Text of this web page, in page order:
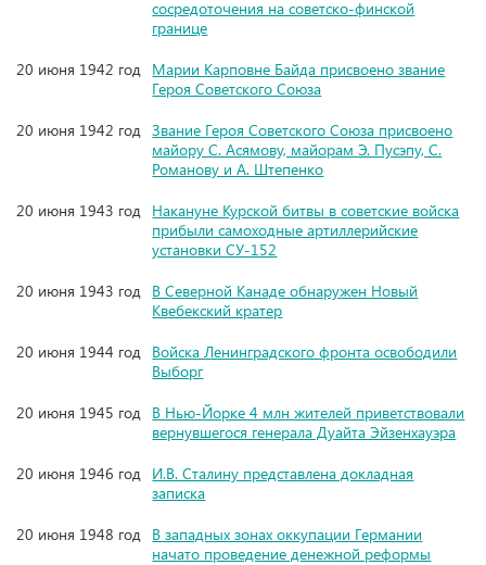
сосредоточения на советско-финской
границе
20 июня 1942 год Марии Карповне Байда присвоено звание
Героя Советского Союза
20 июня 1942 год Звание Героя Советского Союза присвоено
майору С. Асямову, майорам Э. Пусэпу, С.
Романову и А. Штепенко
20 июня 1943 год Накануне Курской битвы в советские войска
прибыли самоходные артиллерийские
установки СУ-152
20 июня 1943 год В Северной Канаде обнаружен Новый
Квебекский кратер
20 июня 1944 год Войска Ленинградского фронта освободили
Выборг
20 июня 1945 год В Нью-Йорке 4 млн жителей приветствовали
вернувшегося генерала Дуайта Эйзенхауэра
20 июня 1946 год И.В. Сталину представлена докладная
записка
20 июня 1948 год В западных зонах оккупации Германии
начато проведение денежной реформы